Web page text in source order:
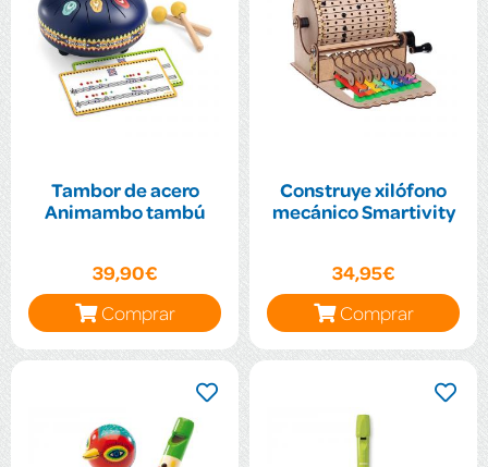
Tambor de acero
Animambo tambú
39,90€
Comprar
Construye xilófono
mecánico Smartivity
34,95€
Comprar